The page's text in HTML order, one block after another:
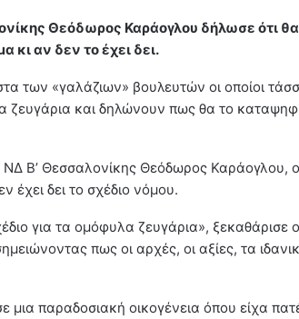
Θεόδωρος Καράογλου δήλωσε ότι
κι αν δεν το έχει δει.
των «γαλάζιων» βουλευτών οι οποίοι
ζευγάρια και δηλώνουν πως θα το
Β’ Θεσσαλονίκης Θεόδωρος Καράογλου, ο
έχει δει το σχέδιο νόμου.
για τα ομόφυλα ζευγάρια», ξεκαθάρισε
πως οι αρχές, οι αξίες, τα
παραδοσιακή οικογένεια όπου είχα